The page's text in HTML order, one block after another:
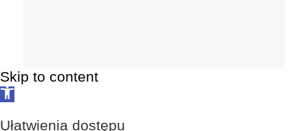
Skip to content
Open
Ułatwienia dostępu